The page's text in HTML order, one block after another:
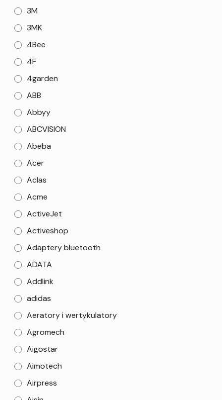
3M
3MK
4Bee
4F
4garden
ABB
Abbyy
ABCVISION
Abeba
Acer
Aclas
Acme
ActiveJet
Activeshop
Adaptery bluetooth
ADATA
Addlink
adidas
Aeratory i wertykulatory
Agromech
Aigostar
Aimotech
Airpress